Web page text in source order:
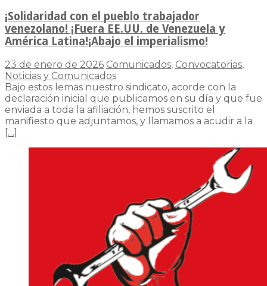
¡Solidaridad con el pueblo trabajador
venezolano! ¡Fuera EE.UU. de Venezuela y
América Latina!¡Abajo el imperialismo!
23 de enero de 2026 Comunicados, Convocatorias,
Noticias y Comunicados
Bajo estos lemas nuestro sindicato, acorde con la
declaración inicial que publicamos en su día y que fue
enviada a toda la afiliación, hemos suscrito el
manifiesto que adjuntamos, y llamamos a acudir a la
[…]